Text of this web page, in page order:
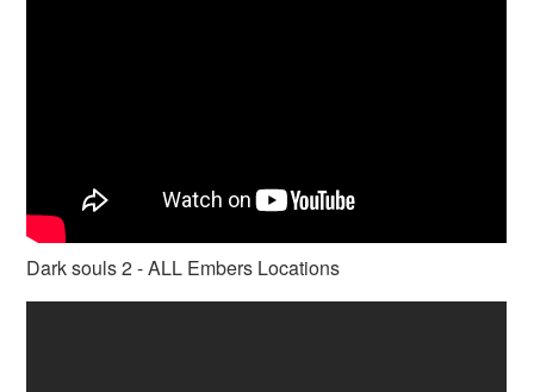
Dark souls 2 - ALL Embers Locations